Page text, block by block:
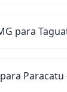
para
Paracatu